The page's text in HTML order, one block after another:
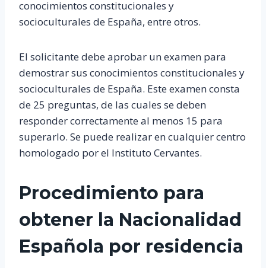
conocimientos constitucionales y
socioculturales de España, entre otros.
El solicitante debe aprobar un examen para
demostrar sus conocimientos constitucionales y
socioculturales de España. Este examen consta
de 25 preguntas, de las cuales se deben
responder correctamente al menos 15 para
superarlo. Se puede realizar en cualquier centro
homologado por el Instituto Cervantes.
Procedimiento para
obtener la Nacionalidad
Española por residencia